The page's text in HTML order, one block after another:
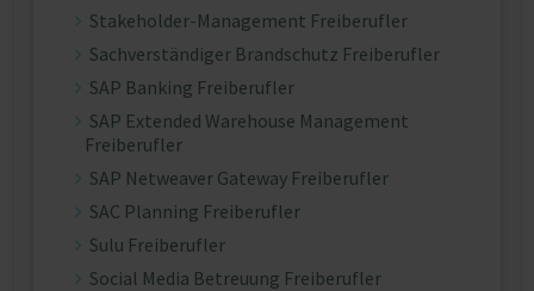
Stakeholder-Management Freiberufler
Sachverständiger Brandschutz Freiberufler
SAP Banking Freiberufler
SAP Extended Warehouse Management
Freiberufler
SAP Netweaver Gateway Freiberufler
SAC Planning Freiberufler
Sulu Freiberufler
Social Media Betreuung Freiberufler